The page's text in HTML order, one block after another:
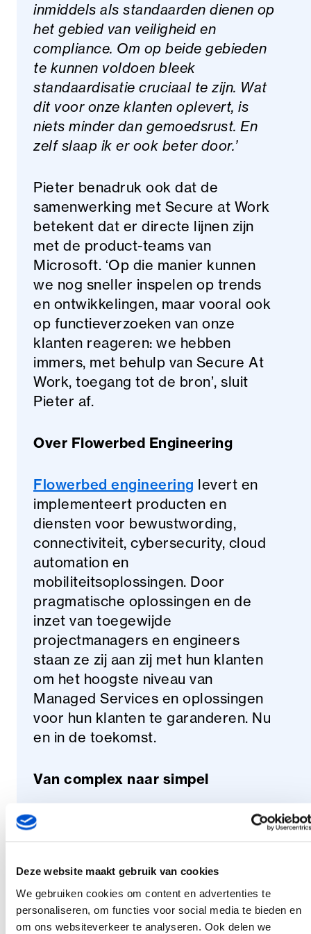
Deze website maakt gebruik van cookies
We gebruiken cookies om content en advertenties te
personaliseren, om functies voor social media te bieden en
om ons websiteverkeer te analyseren. Ook delen we
inmiddels als standaarden dienen op
het gebied van veiligheid en
compliance. Om op beide gebieden
te kunnen voldoen bleek
standaardisatie cruciaal te zijn. Wat
dit voor onze klanten oplevert, is
niets minder dan gemoedsrust. En
zelf slaap ik er ook beter door.’
Pieter benadruk ook dat de
samenwerking met Secure at Work
betekent dat er directe lijnen zijn
met de product-teams van
Microsoft. ‘Op die manier kunnen
we nog sneller inspelen op trends
en ontwikkelingen, maar vooral ook
op functieverzoeken van onze
klanten reageren: we hebben
immers, met behulp van Secure At
Work, toegang tot de bron’, sluit
Pieter af.
Over Flowerbed Engineering
Flowerbed engineering levert en
implementeert producten en
diensten voor bewustwording,
connectiviteit, cybersecurity, cloud
automation en
mobiliteitsoplossingen. Door
pragmatische oplossingen en de
inzet van toegewijde
projectmanagers en engineers
staan ze zij aan zij met hun klanten
om het hoogste niveau van
Managed Services en oplossingen
voor hun klanten te garanderen. Nu
en in de toekomst.
Van complex naar simpel
Diep in ons hart zijn we hardcore
interpreteren van de verhalen uit de
business. We kijken door de
complexiteit van jouw vraag heen